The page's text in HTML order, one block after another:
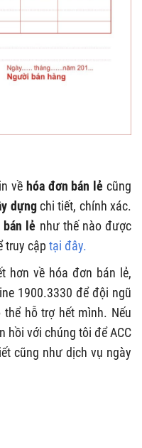
về hóa đơn bán lẻ cũng
dựngchi tiết, chính xác.
lẻ như thế nào được
truy cập tại đây.
hơn về hóa đơn bán lẻ,
1900.3330 để đội ngũ
thể hỗ trợ hết mình. Nếu
hồi với chúng tôi để ACC
cũng như dịch vụ ngày